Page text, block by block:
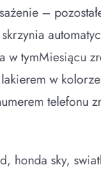
–
tymMiesiącu
w
telefonu
sky,